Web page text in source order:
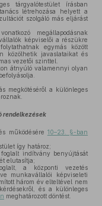
tárgyalótestület írásban
létrehozása helyett a
szolgáló más eljárást
megállapodásnak
képviselői a részükre
egymás között
közölhetik javaslataikat és
vezetői szinttel.
átnyúló valamennyi olyan
megkötéséről a különleges
rendelkezések
működésére 10–23. §-ban
így határoz;
foglalt indítvány benyújtását
elutasítja;
a központi vezetés
munkavállalói képviseleti
három év elteltével nem
és a különleges
meghatározott döntést.